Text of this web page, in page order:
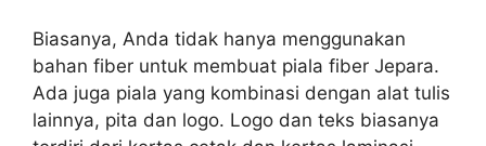
Biasanya, Anda tidak hanya menggunakan
bahan fiber untuk membuat piala fiber Jepara.
Ada juga piala yang kombinasi dengan alat tulis
lainnya, pita dan logo. Logo dan teks biasanya